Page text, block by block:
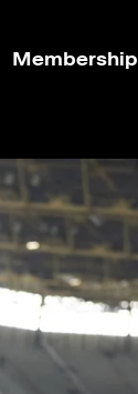
Membership